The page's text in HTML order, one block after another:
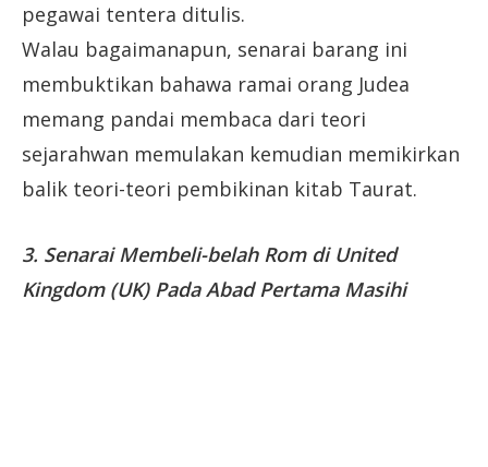
pegawai tentera ditulis.
Walau bagaimanapun, senarai barang ini
membuktikan bahawa ramai orang Judea
memang pandai membaca dari teori
sejarahwan memulakan kemudian memikirkan
balik teori-teori pembikinan kitab Taurat.
3. Senarai Membeli-belah Rom di United
Kingdom (UK) Pada Abad Pertama Masihi